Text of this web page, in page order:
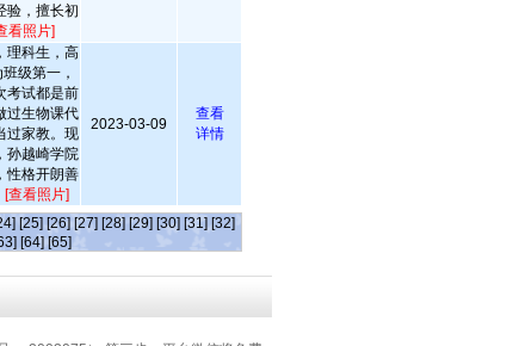
验，擅长初
看照片]
理科生，高
级第一，
考试都是前
过生物课代
过家教。现
孙越崎学院
性格开朗善
[查看照片]
2023-03-09
查看
详情
[25] [26] [27] [28] [29] [30] [31] [32]
[64] [65]